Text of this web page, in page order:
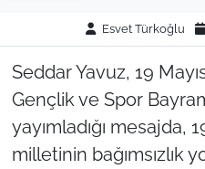
Esvet Türkoğlu
Seddar Yavuz, 19
Gençlik ve Spor
yayımladığı mesajda,
milletinin bağımsızlık